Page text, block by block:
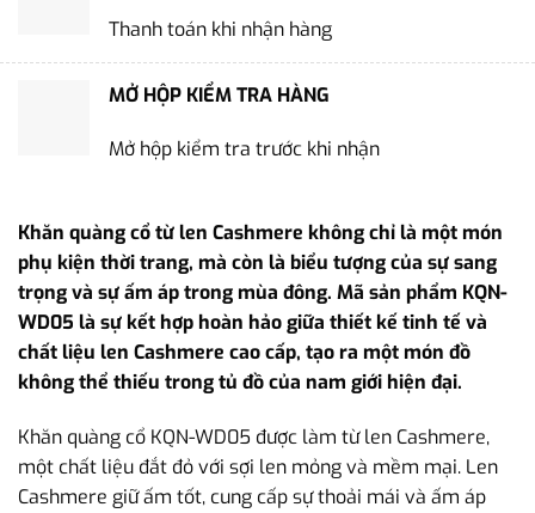
Thanh toán khi nhận hàng
MỞ HỘP KIỂM TRA HÀNG
Mở hộp kiểm tra trước khi nhận
Khăn quàng cổ từ len Cashmere không chỉ là một món
phụ kiện thời trang, mà còn là biểu tượng của sự sang
trọng và sự ấm áp trong mùa đông. Mã sản phẩm KQN-
WD05 là sự kết hợp hoàn hảo giữa thiết kế tinh tế và
chất liệu len Cashmere cao cấp, tạo ra một món đồ
không thể thiếu trong tủ đồ của nam giới hiện đại.
Khăn quàng cổ KQN-WD05 được làm từ len Cashmere,
một chất liệu đắt đỏ với sợi len mỏng và mềm mại. Len
Cashmere giữ ấm tốt, cung cấp sự thoải mái và ấm áp